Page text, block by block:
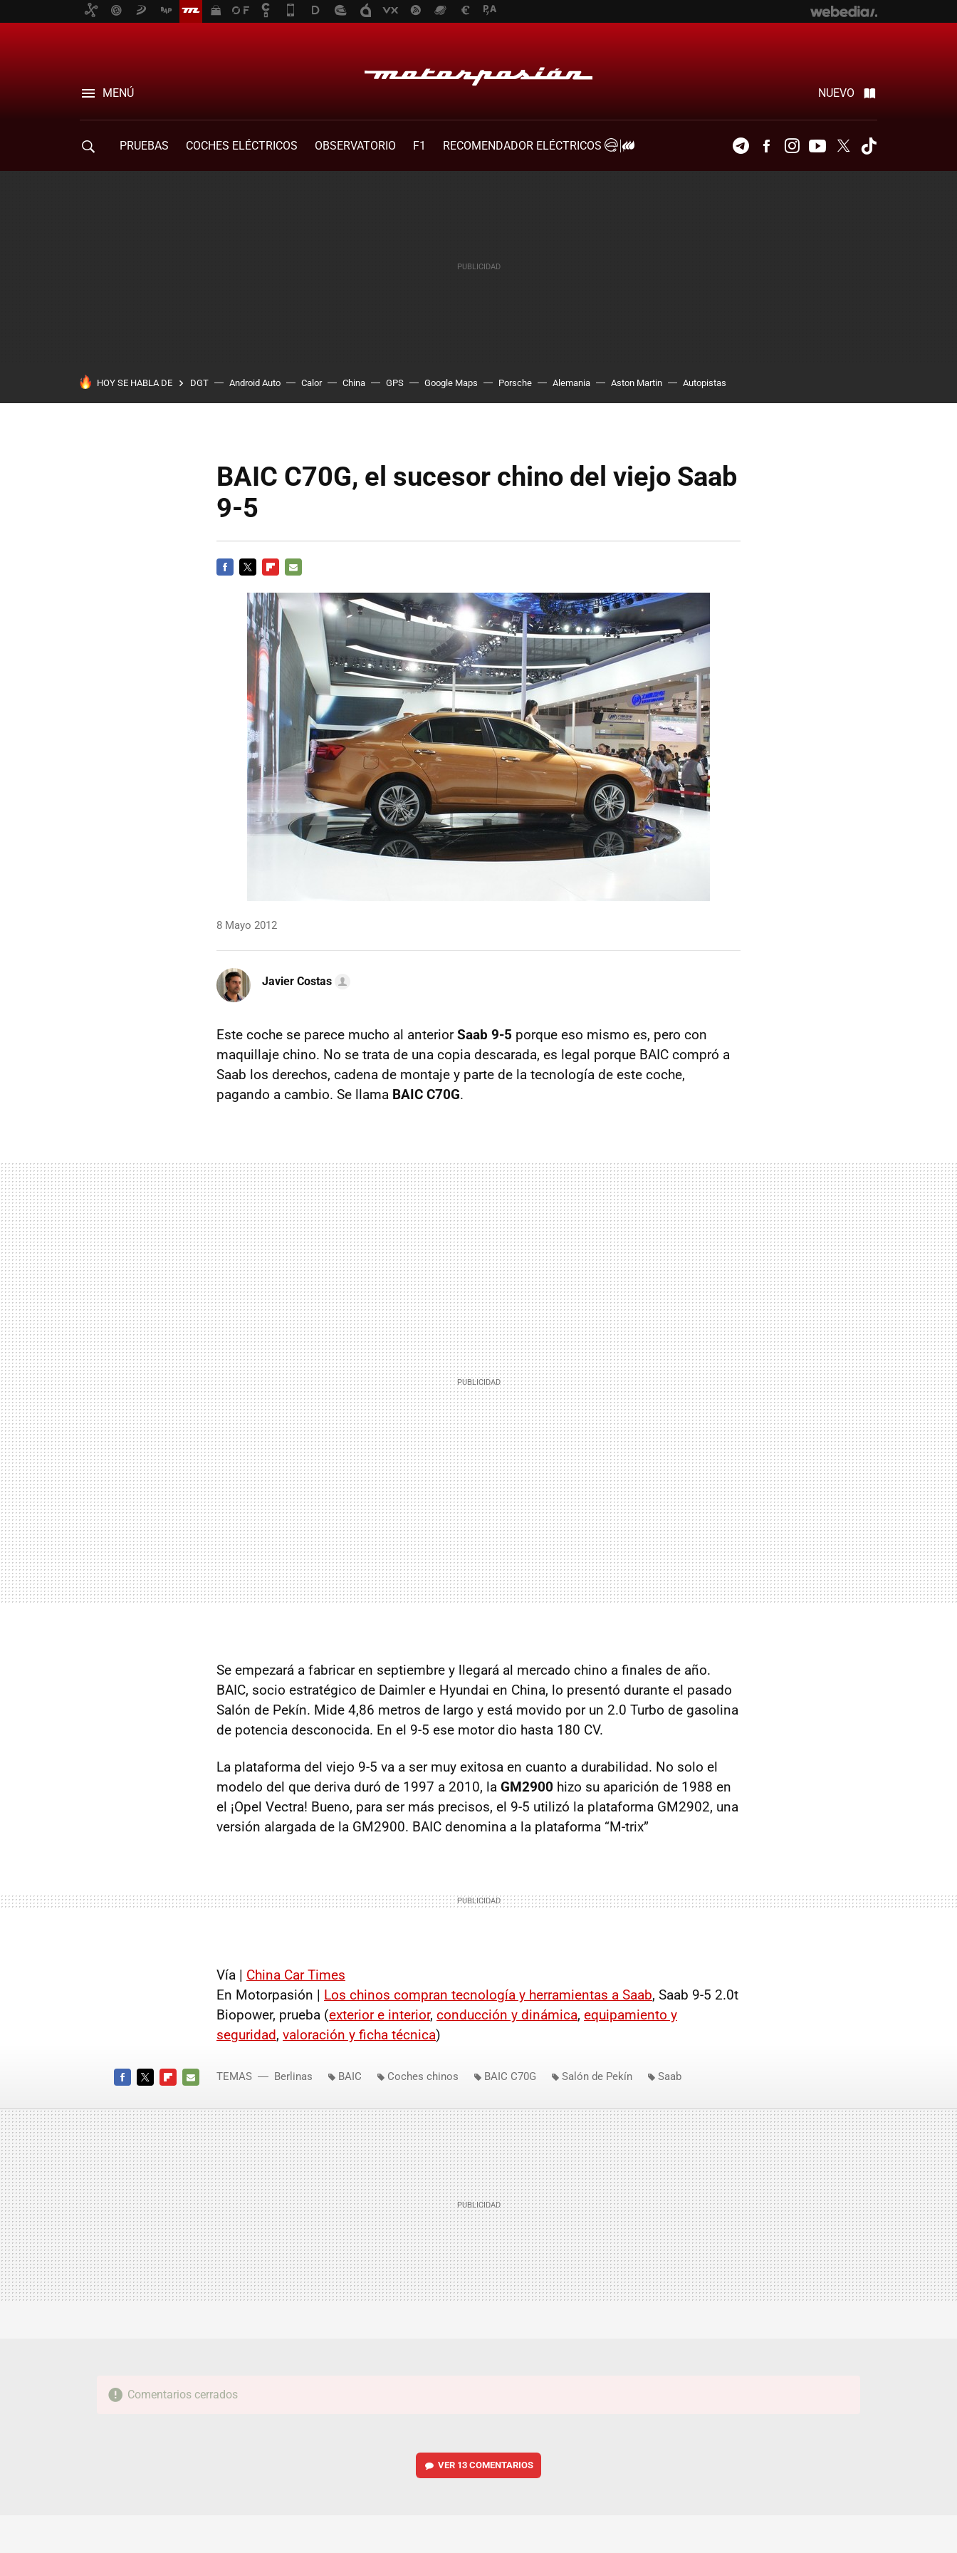
MENÚ NUEVO
PRUEBAS COCHES ELÉCTRICOS OBSERVATORIO F1
RECOMENDADOR ELÉCTRICOS
TelegramFacebookInstagramYoutubeTwitter
HOY SE HABLA DE DGT Android Auto Calor China GPS Google Maps Porsche Alemania Aston Martin Autopistas
BAIC C70G, el sucesor chino del viejo Saab
9-5
MAIL
8 Mayo 2012
Javier Costas
Este coche se parece mucho al anteriorSaab 9-5 porque eso mismo es, pero con
maquillaje chino. No se trata de una copia descarada, es legal porque BAIC compró a
Saab los derechos, cadena de montaje y parte de la tecnología de este coche,
pagando a cambio. Se llama BAIC C70G.
Se empezará a fabricar en septiembre y llegará al mercado chino a finales de año.
BAIC, socio estratégico de Daimler e Hyundai en China, lo presentó durante el pasado
Salón de Pekín. Mide 4,86 metros de largo y está movido por un 2.0 Turbo de gasolina
de potencia desconocida. En el 9-5 ese motor dio hasta 180 CV.
La plataforma del viejo 9-5 va a ser muy exitosa en cuanto a durabilidad. No solo el
modelo del que deriva duró de 1997 a 2010, la GM2900 hizo su aparición de 1988 en
el ¡Opel Vectra! Bueno, para ser más precisos, el 9-5 utilizó la plataforma GM2902, una
versión alargada de la GM2900. BAIC denomina a la plataforma “M-trix”
Vía | China Car Times
En Motorpasión | Los chinos compran tecnología y herramientas a Saab, Saab 9-5 2.0t
Biopower, prueba (exterior e interior, conducción y dinámica, equipamiento y
seguridad, valoración y ficha técnica)
MAIL
TEMAS Berlinas BAIC Coches chinos BAIC C70G Salón de Pekín Saab
Comentarios cerrados
VER 13 COMENTARIOS